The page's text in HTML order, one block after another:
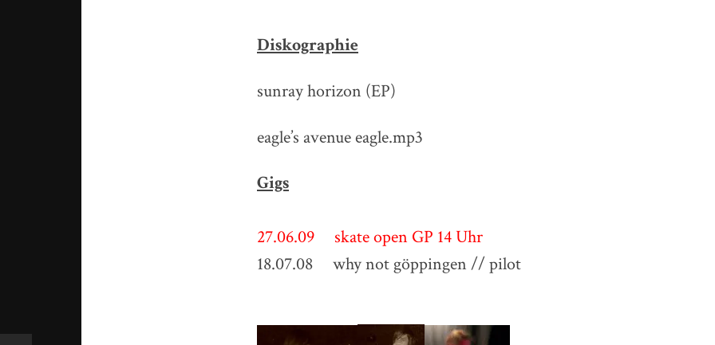
Diskographie
sunray horizon (EP)
eagle’s avenue eagle.mp3
Gigs
27.06.09 skate open GP 14 Uhr
18.07.08 why not göppingen // pilot